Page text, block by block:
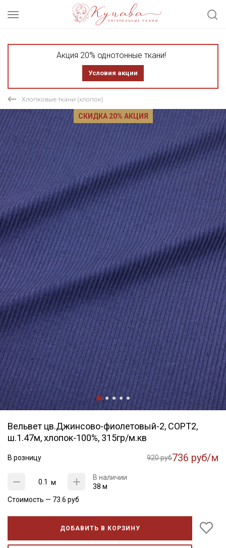
Акция 20% однотонные ткани!
Условия акции
Хлопковые ткани (хлопок)
СКИДКА 20% АКЦИЯ
Вельвет цв.Джинсово-фиолетовый-2, СОРТ2,
ш.1.47м, хлопок-100%, 315гр/м.кв
В розницу 920 руб736 руб/м
м
В наличии
38 м
Стоимость — 73.6 руб
ДОБАВИТЬ В КОРЗИНУ